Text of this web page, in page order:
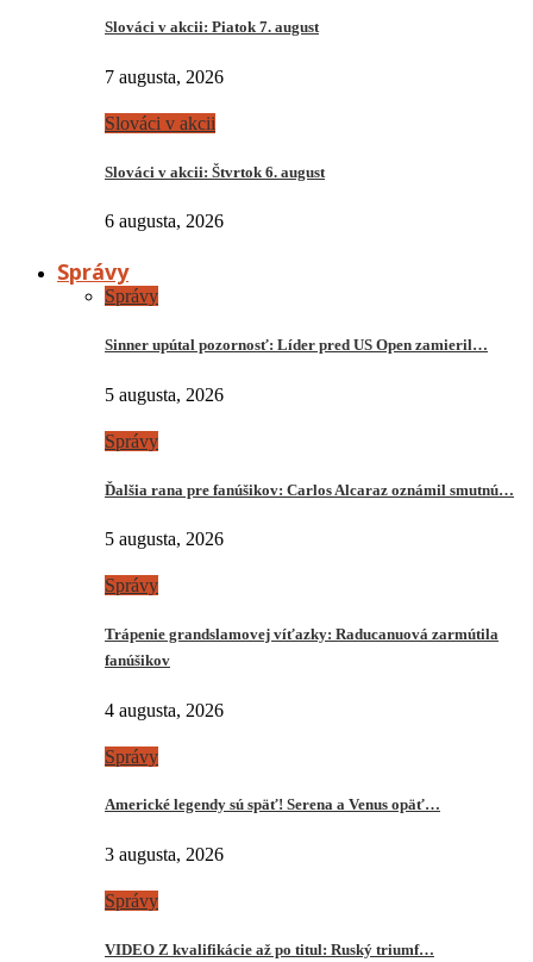
Slováci v akcii: Piatok 7. august
7 augusta, 2026
Slováci v akcii
Slováci v akcii: Štvrtok 6. august
6 augusta, 2026
Správy
Správy
Sinner upútal pozornosť: Líder pred US Open zamieril…
5 augusta, 2026
Správy
Ďalšia rana pre fanúšikov: Carlos Alcaraz oznámil smutnú…
5 augusta, 2026
Správy
Trápenie grandslamovej víťazky: Raducanuová zarmútila
fanúšikov
4 augusta, 2026
Správy
Americké legendy sú späť! Serena a Venus opäť…
3 augusta, 2026
Správy
VIDEO Z kvalifikácie až po titul: Ruský triumf…